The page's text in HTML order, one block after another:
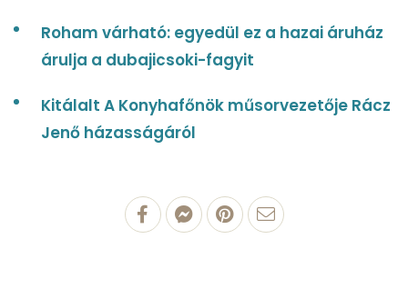
Roham várható: egyedül ez a hazai áruház
árulja a dubajicsoki-fagyit
Kitálalt A Konyhafőnök műsorvezetője Rácz
Jenő házasságáról